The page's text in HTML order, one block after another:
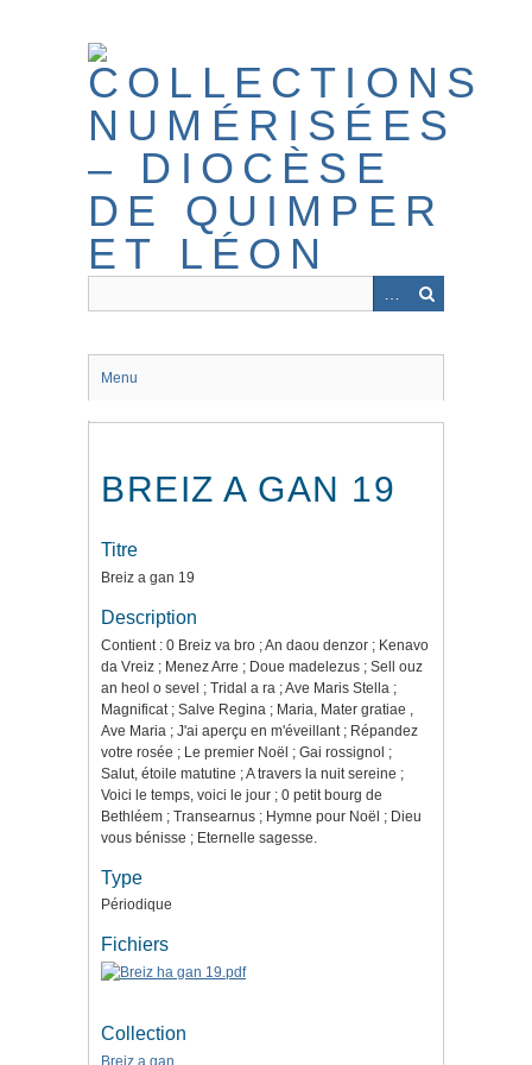
Menu
BREIZ A GAN 19
Titre
Breiz a gan 19
Description
Contient : 0 Breiz va bro ; An daou denzor ; Kenavo
da Vreiz ; Menez Arre ; Doue madelezus ; Sell ouz
an heol o sevel ; Tridal a ra ; Ave Maris Stella ;
Magnificat ; Salve Regina ; Maria, Mater gratiae ,
Ave Maria ; J'ai aperçu en m'éveillant ; Répandez
votre rosée ; Le premier Noël ; Gai rossignol ;
Salut, étoile matutine ; A travers la nuit sereine ;
Voici le temps, voici le jour ; 0 petit bourg de
Bethléem ; Transearnus ; Hymne pour Noël ; Dieu
vous bénisse ; Eternelle sagesse.
Type
Périodique
Fichiers
Collection
Breiz a gan